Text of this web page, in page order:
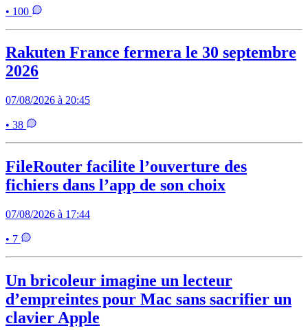
• 100
Rakuten France fermera le 30 septembre
2026
07/08/2026 à 20:45
• 38
FileRouter facilite l’ouverture des
fichiers dans l’app de son choix
07/08/2026 à 17:44
• 7
Un bricoleur imagine un lecteur
d’empreintes pour Mac sans sacrifier un
clavier Apple